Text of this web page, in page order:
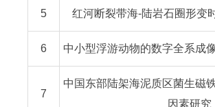
5 红河断裂带海-陆岩石圈形变
6 中小型浮游动物的数字全系成
7
中国东部陆架海泥质区菌生磁
因素研究